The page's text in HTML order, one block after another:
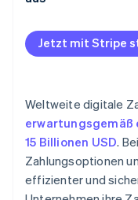
Bewerten der
Untersuchen von
Bewerten des
Prüfen von
Prüfen der
Jetzt mit Stripe
Weltweite digitale
erwartungsgemäß
15 Billionen USD.
Zahlungsoptionen
effizienter und